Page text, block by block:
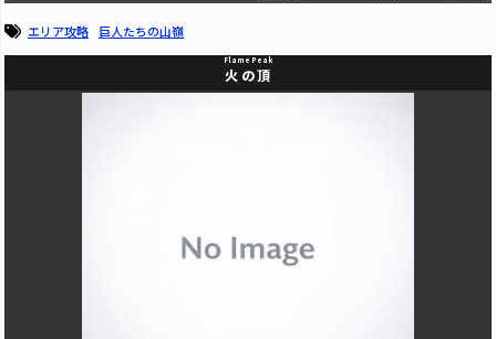
エリア攻略 巨人たちの山嶺
火の頂
Flame Peak